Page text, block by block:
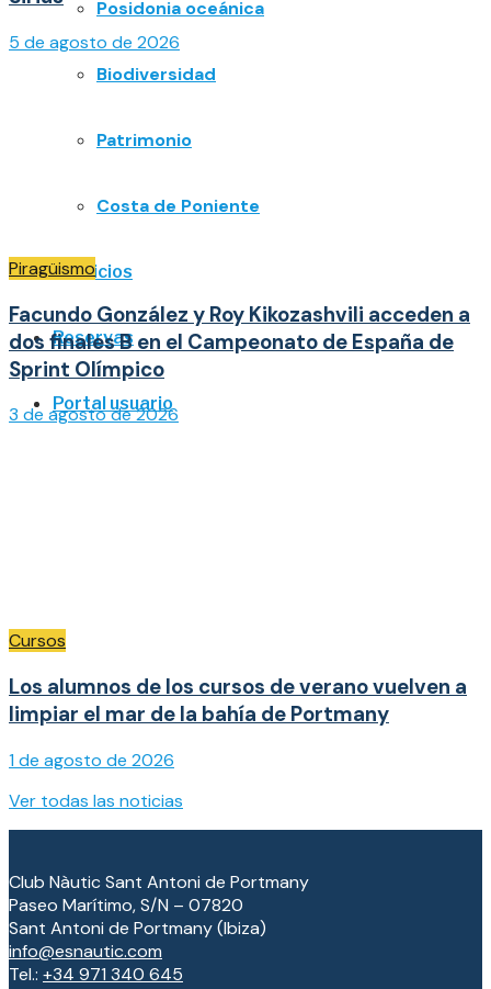
Posidonia oceánica
Biodiversidad
Patrimonio
Costa de Poniente
Servicios
Reservas
Portal usuario
5 de agosto de 2026
Piragüismo
Facundo González y Roy Kikozashvili acceden a
dos finales B en el Campeonato de España de
Sprint Olímpico
3 de agosto de 2026
Cursos
Los alumnos de los cursos de verano vuelven a
limpiar el mar de la bahía de Portmany
1 de agosto de 2026
Ver todas las noticias
Club Nàutic Sant Antoni de Portmany
Paseo Marítimo, S/N – 07820
Sant Antoni de Portmany (Ibiza)
info@esnautic.com
Tel.: +34 971 340 645